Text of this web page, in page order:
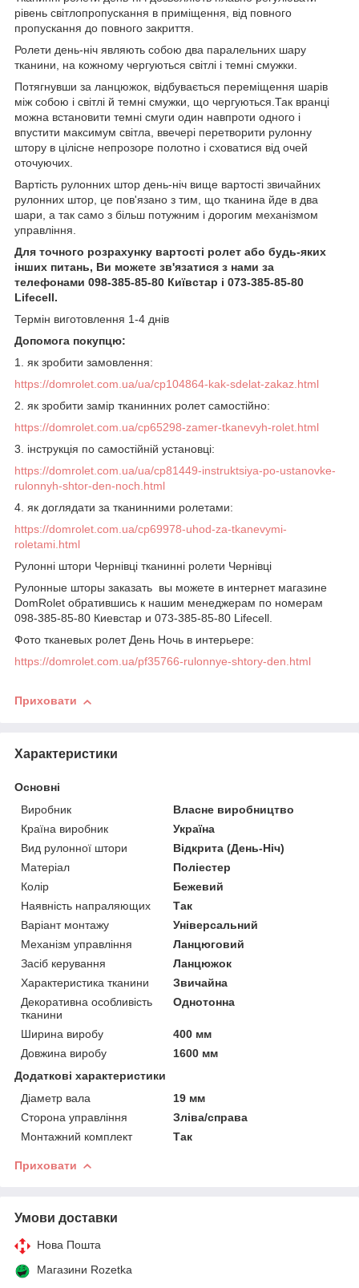
рівень світлопропускання в приміщення, від повного
пропускання до повного закриття.
Ролети день-ніч являють собою два паралельних шару
тканини, на кожному чергуються світлі і темні смужки.
Потягнувши за ланцюжок, відбувається переміщення шарів
між собою і світлі й темні смужки, що чергуються.Так вранці
можна встановити темні смуги один навпроти одного і
впустити максимум світла, ввечері перетворити рулонну
штору в цілісне непрозоре полотно і сховатися від очей
оточуючих.
Вартість рулонних штор день-ніч вище вартості звичайних
рулонних штор, це пов'язано з тим, що тканина йде в два
шари, а так само з більш потужним і дорогим механізмом
управління.
Для точного розрахунку вартості ролет або будь-яких
інших питань, Ви можете зв'язатися з нами за
телефонами 098-385-85-80 Київстар і 073-385-85-80
Lifecell.
Термін виготовлення 1-4 днів
Допомога покупцю:
1.
як зробити замовлення:
https://domrolet.com.ua/ua/cp104864-kak-sdelat-zakaz.html
2. як зробити замір тканинних ролет самостійно:
https://domrolet.com.ua/cp65298-zamer-tkanevyh-rolet.html
3. інструкція по самостійній установці:
https://domrolet.com.ua/ua/cp81449-instruktsiya-po-ustanovke-
rulonnyh-shtor-den-noch.html
4. як доглядати за тканинними ролетами:
https://domrolet.com.ua/cp69978-uhod-za-tkanevymi-
roletami.html
Рулонні штори Чернівці тканинні ролети Чернівці
Рулонные шторы заказать вы можете в интернет магазине
DomRolet обратившись к нашим менеджерам по номерам
098-385-85-80 Киевстар и 073-385-85-80 Lifecell.
Фото тканевых ролет День Ночь в интерьере:
https://domrolet.com.ua/pf35766-rulonnye-shtory-den.html
Приховати
Характеристики
Основні
Виробник
Власне виробництво
Країна виробник
Україна
Вид рулонної штори
Відкрита (День-Ніч)
Матеріал
Поліестер
Колір
Бежевий
Наявність напраляющих
Так
Варіант монтажу
Універсальний
Механізм управління
Ланцюговий
Засіб керування
Ланцюжок
Характеристика тканини
Звичайна
Декоративна особливість
тканини
Однотонна
Ширина виробу
400 мм
Довжина виробу
1600 мм
Додаткові характеристики
Діаметр вала
19 мм
Сторона управління
Зліва/справа
Монтажний комплект
Так
Приховати
Умови доставки
Нова Пошта
Магазини Rozetka